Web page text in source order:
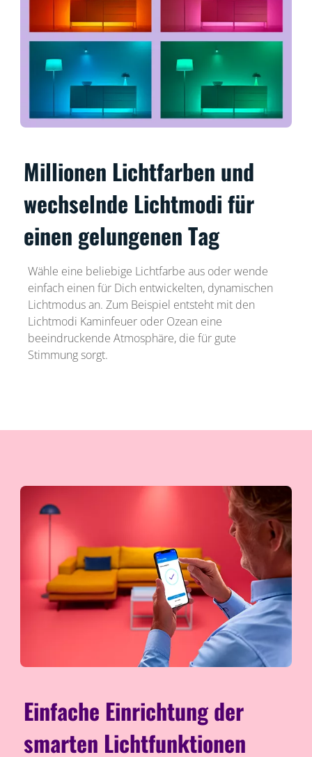
Millionen Lichtfarben und
wechselnde Lichtmodi für
einen gelungenen Tag
Wähle eine beliebige Lichtfarbe aus oder wende
einfach einen für Dich entwickelten, dynamischen
Lichtmodus an. Zum Beispiel entsteht mit den
Lichtmodi Kaminfeuer oder Ozean eine
beeindruckende Atmosphäre, die für gute
Stimmung sorgt.
Einfache Einrichtung der
smarten Lichtfunktionen